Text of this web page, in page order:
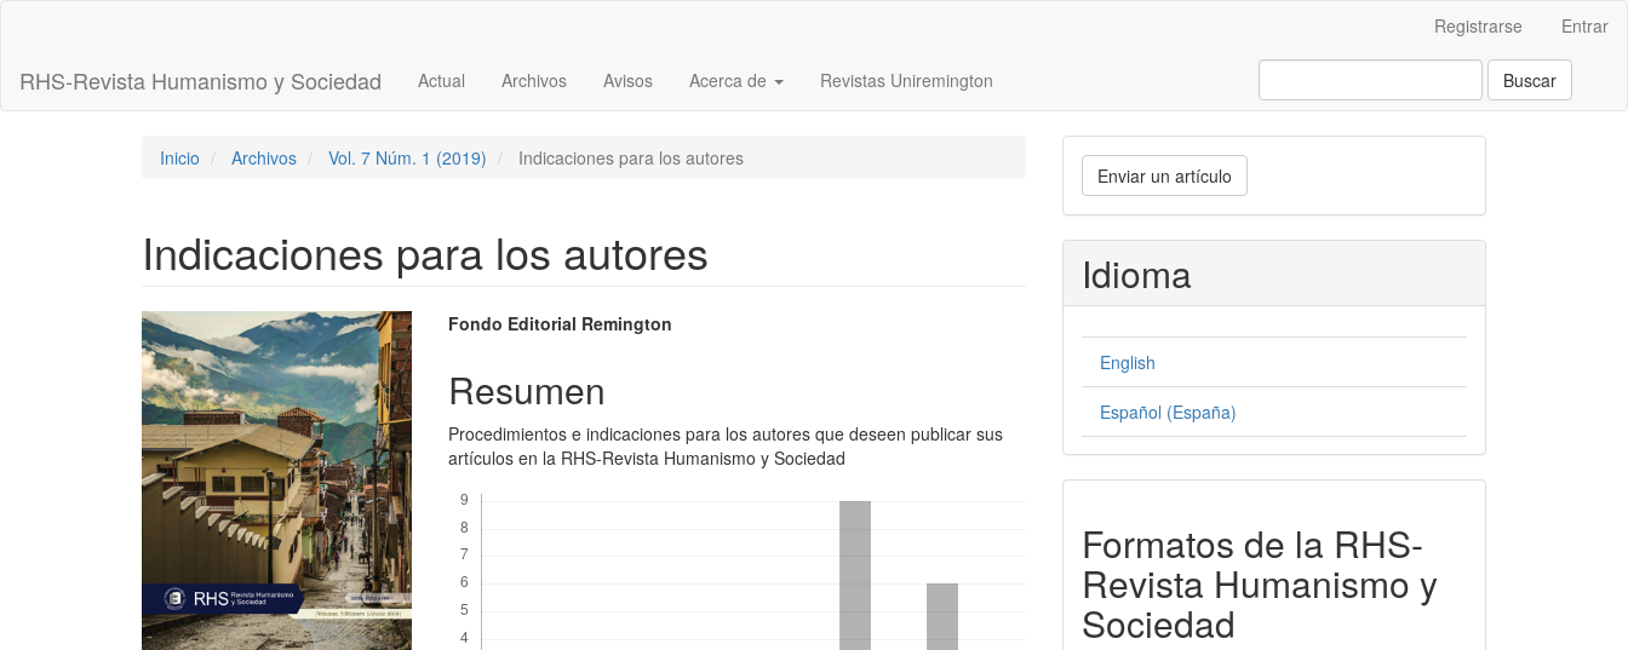
principal
Barra
Registrarse Entrar
RHS-Revista Humanismo y Sociedad Actual Archivos Avisos Acerca de Revistas Uniremington Buscar
Inicio Archivos Vol. 7 Núm. 1 (2019) Indicaciones para los autores
Indicaciones para los autores
Barra
lateral
del
artículo
Contenido
principal
del
artículo
Fondo Editorial Remington
Resumen
Procedimientos e indicaciones para los autores que deseen publicar sus
artículos en la RHS-Revista Humanismo y Sociedad
Enviar
un
artículo
Enviar un artículo
Idioma
English
Español (España)
rhs
Formatos de la RHS-
Revista Humanismo y
Sociedad